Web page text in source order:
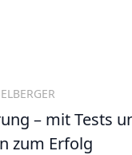
– mit Tests
zum Erfolg